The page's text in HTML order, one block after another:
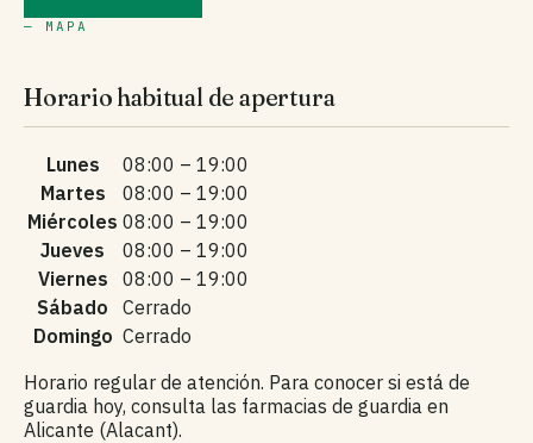
— MAPA
Horario habitual de apertura
Lunes
08:00 – 19:00
Martes
08:00 – 19:00
Miércoles 08:00 – 19:00
Jueves
08:00 – 19:00
Viernes
08:00 – 19:00
Sábado
Cerrado
Domingo Cerrado
Horario regular de atención. Para conocer si está de
guardia hoy, consulta las farmacias de guardia en
Alicante (Alacant).